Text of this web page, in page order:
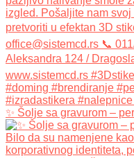
✨ Šolje sa gravurom –